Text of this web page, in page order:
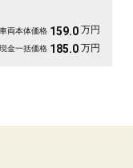
に変わります🚗✨💺🙌😎
車両本体価格 159.0 万円
現金一括価格 185.0 万円